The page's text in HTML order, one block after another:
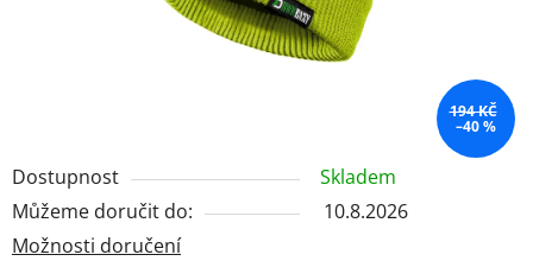
Dostupnost
Skladem
Můžeme doručit do:
10.8.2026
Možnosti doručení
194 KČ
–40 %